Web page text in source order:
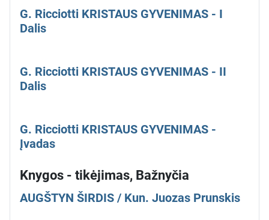
G. Ricciotti KRISTAUS GYVENIMAS - I
Dalis
G. Ricciotti KRISTAUS GYVENIMAS - II
Dalis
G. Ricciotti KRISTAUS GYVENIMAS -
Įvadas
Knygos - tikėjimas, Bažnyčia
AUGŠTYN ŠIRDIS / Kun. Juozas Prunskis